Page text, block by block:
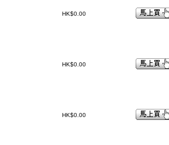
HK$0.00
HK$0.00
HK$0.00